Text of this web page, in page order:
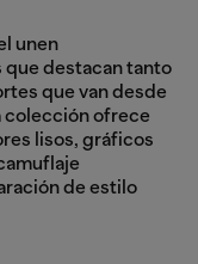
unen
destacan tanto
que van desde
colección ofrece
lisos, gráficos
de estilo